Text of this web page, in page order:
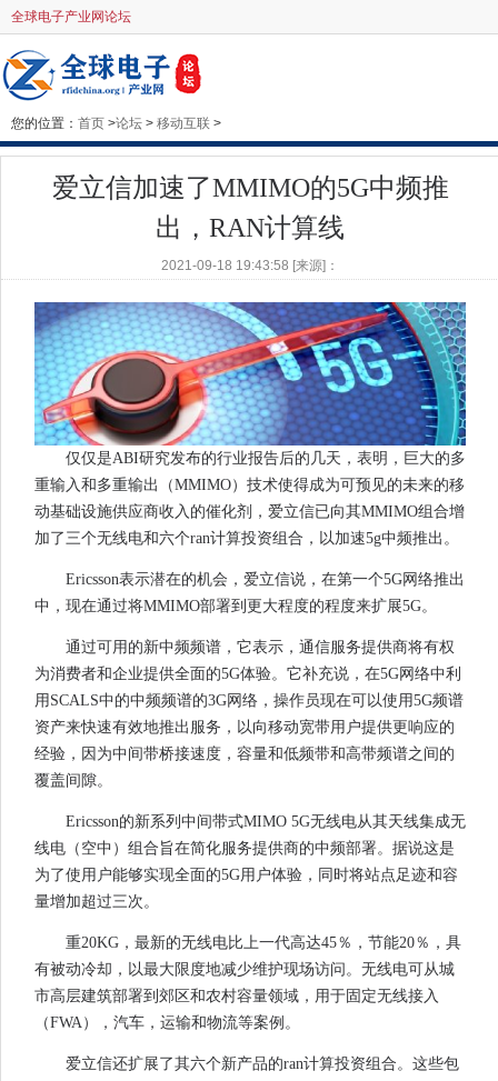
全球电子产业网论坛
您的位置： 首页 >论坛 > 移动互联 >
爱立信加速了MMIMO的5G中频推
出，RAN计算线
2021-09-18 19:43:58 [来源]：
仅仅是ABI研究发布的行业报告后的几天，表明，巨大的多
重输入和多重输出（MMIMO）技术使得成为可预见的未来的移
动基础设施供应商收入的催化剂，爱立信已向其MMIMO组合增
加了三个无线电和六个ran计算投资组合，以加速5g中频推出。
Ericsson表示潜在的机会，爱立信​​说，在第一个5G网络推出
中，现在通过将MMIMO部署到更大程度的程度来扩展5G。
通过可用的新中频频谱，它表示，通信服务提供商将有权
为消费者和企业提供全面的5G体验。它补充说，在5G网络中利
用SCALS中的中频频谱的3G网络，操作员现在可以使用5G频谱
资产来快速有效地推出服务，以向移动宽带用户提供更响应的
经验，因为中间带桥接速度，容量和低频带和高带频谱之间的
覆盖间隙。
Ericsson的新系列中间带式MIMO 5G无线电从其天线集成无
线电（空中）组合旨在简化服务提供商的中频部署。据说这是
为了使用户能够实现全面的5G用户体验，同时将站点足迹和容
量增加超过三次。
重20KG，最新的无线电比上一代高达45％，节能20％，具
有被动冷却，以最大限度地减少维护现场访问。无线电可从城
市高层建筑部署到郊区和农村容量领域，用于固定无线接入
（FWA），汽车，运输和物流等案例。
爱立信还扩展了其六个新产品的ran计算投资组合。这些包